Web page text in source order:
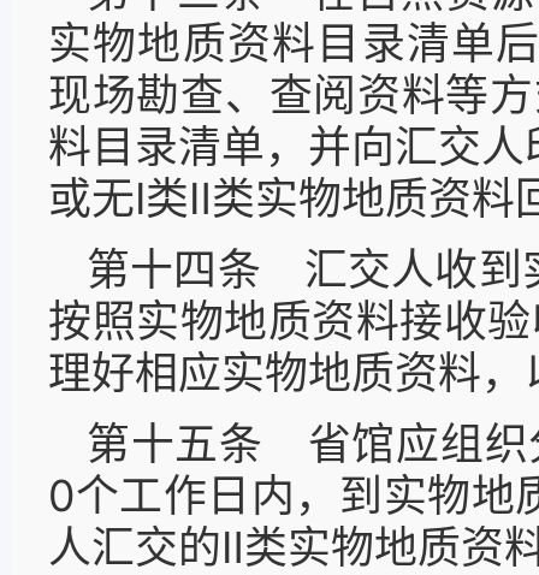
实物地质资料目录清单
现场勘查、查阅资料等
料目录清单，并向汇交
或无Ⅰ类Ⅱ类实物地质资料
第十四条 汇交人收到
按照实物地质资料接收
理好相应实物地质资料
第十五条 省馆应组织
0个工作日内，到实物地
人汇交的Ⅱ类实物地质资